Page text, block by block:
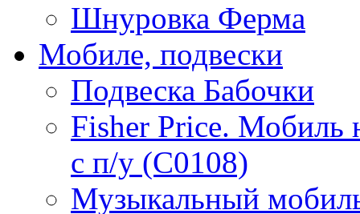
Шнуровка Ферма
Мобиле, подвески
Подвеска Бабочки
Fisher Price. Мобиль
с п/у (C0108)
Музыкальный